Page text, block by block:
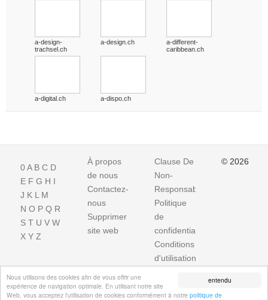
entendu
Nous utilisons des cookies afin de vous offrir une
expérience de navigation optimale. En utilisant notre site
Web, vous acceptez l'utilisation de cookies conformément à notre politique de
a-design-
trachsel.ch
a-design.ch
a-different-
caribbean.ch
a-digital.ch a-dispo.ch
0A B C D
E F G H I
J K L M
N O P Q R
S T U V W
X Y Z
À propos
de nous
Contactez-
nous
Supprimer
site web
Clause De
Non-
Responsabilite
Politique
de
confidentialité
Conditions
d'utilisation
© 2026